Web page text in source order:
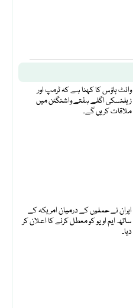
وائٹ ہاؤس کا کہنا ہے کہ ٹرمپ اور
زیلنسکی اگلے ہفتے واشنگٹن میں
ملاقات کریں گے۔
ایران نے حملوں کے درمیان امریکہ کے
ساتھ ایم او یو کو معطل کرنے کا اعلان کر
دیا۔